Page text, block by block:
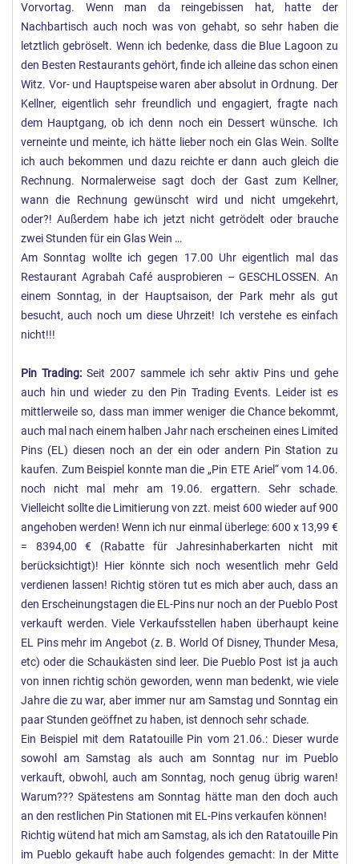
Vorvortag. Wenn man da reingebissen hat, hatte der
Nachbartisch auch noch was von gehabt, so sehr haben die
letztlich gebröselt. Wenn ich bedenke, dass die Blue Lagoon zu
den Besten Restaurants gehört, finde ich alleine das schon einen
Witz. Vor- und Hauptspeise waren aber absolut in Ordnung. Der
Kellner, eigentlich sehr freundlich und engagiert, fragte nach
dem Hauptgang, ob ich denn noch ein Dessert wünsche. Ich
verneinte und meinte, ich hätte lieber noch ein Glas Wein. Sollte
ich auch bekommen und dazu reichte er dann auch gleich die
Rechnung. Normalerweise sagt doch der Gast zum Kellner,
wann die Rechnung gewünscht wird und nicht umgekehrt,
oder?! Außerdem habe ich jetzt nicht getrödelt oder brauche
zwei Stunden für ein Glas Wein …
Am Sonntag wollte ich gegen 17.00 Uhr eigentlich mal das
Restaurant Agrabah Café ausprobieren – GESCHLOSSEN. An
einem Sonntag, in der Hauptsaison, der Park mehr als gut
besucht, auch noch um diese Uhrzeit! Ich verstehe es einfach
nicht!!!
Pin Trading:Seit 2007 sammele ich sehr aktiv Pins und gehe
auch hin und wieder zu den Pin Trading Events. Leider ist es
mittlerweile so, dass man immer weniger die Chance bekommt,
auch mal nach einem halben Jahr nach erscheinen eines Limited
Pins (EL) diesen noch an der ein oder andern Pin Station zu
kaufen. Zum Beispiel konnte man die „Pin ETE Ariel“ vom 14.06.
noch nicht mal mehr am 19.06. ergattern. Sehr schade.
Vielleicht sollte die Limitierung von zzt. meist 600 wieder auf 900
angehoben werden! Wenn ich nur einmal überlege: 600 x 13,99 €
= 8394,00 € (Rabatte für Jahresinhaberkarten nicht mit
berücksichtigt)! Hier könnte sich noch wesentlich mehr Geld
verdienen lassen! Richtig stören tut es mich aber auch, dass an
den Erscheinungstagen die EL-Pins nur noch an der Pueblo Post
verkauft werden. Viele Verkaufsstellen haben überhaupt keine
EL Pins mehr im Angebot (z. B. World Of Disney, Thunder Mesa,
etc) oder die Schaukästen sind leer. Die Pueblo Post ist ja auch
von innen richtig schön geworden, wenn man bedenkt, wie viele
Jahre die zu war, aber immer nur am Samstag und Sonntag ein
paar Stunden geöffnet zu haben, ist dennoch sehr schade.
Ein Beispiel mit dem Ratatouille Pin vom 21.06.: Dieser wurde
sowohl am Samstag als auch am Sonntag nur im Pueblo
verkauft, obwohl, auch am Sonntag, noch genug übrig waren!
Warum??? Spätestens am Sonntag hätte man den doch auch
an den restlichen Pin Stationen mit EL-Pins verkaufen können!
Richtig wütend hat mich am Samstag, als ich den Ratatouille Pin
im Pueblo gekauft habe auch folgendes gemacht: In der Mitte